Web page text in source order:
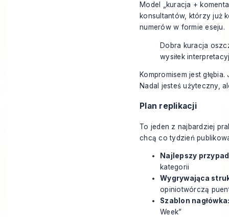
Model „kuracja +
konsultantów, którzy już
numerów w formie eseju.
Dobra kuracja
wysiłek
Kompro­misem jest
Nadal jesteś użyteczny,
Plan replikacji
To jeden z najbardziej
chcą co tydzień
Najlepszy
kategorii
Wygrywająca
opiniotwórczą
Szablon
Week”